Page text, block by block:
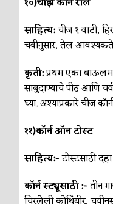
साहित्य:चीज १ वाटी,
चवीनुसार, तेल
कृती:प्रथम एका
साबुदाण्याचे पीठ आणि
घ्या. अश्याप्रकारे चीज
११)कॉर्न ऑन टोस्ट
साहित्य:-टोस्टसाठी
कॉर्न स्ट्यूसाठी :-तीन